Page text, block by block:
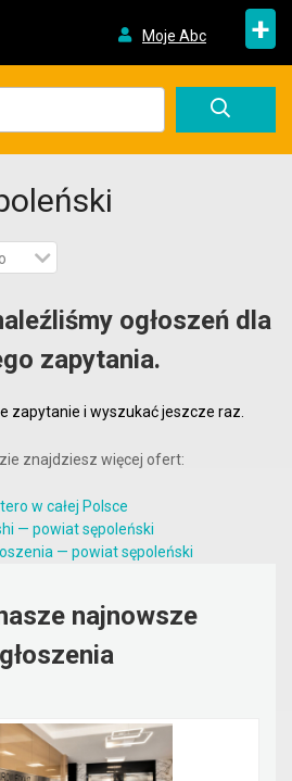
Moje Abc +
ogłoszeń dla
zapytania.
zapytanie i wyszukać jeszcze raz.
znajdziesz więcej ofert:
w całej Polsce
— powiat sępoleński
— powiat sępoleński
najnowsze